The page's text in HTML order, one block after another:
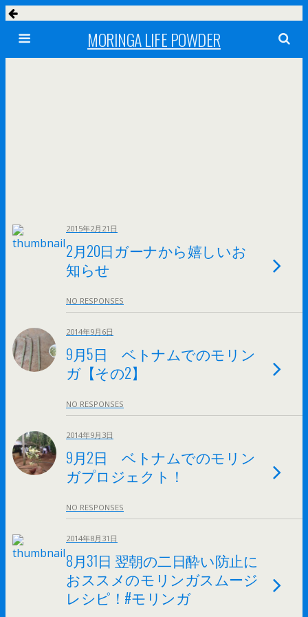
MORINGA LIFE POWDER
2015年2月21日
2月20日ガーナから嬉しいお
知らせ
NO RESPONSES
2014年9月6日
9月5日 ベトナムでのモリン
ガ【その2】
NO RESPONSES
2014年9月3日
9月2日 ベトナムでのモリン
ガプロジェクト！
NO RESPONSES
2014年8月31日
8月31日 翌朝の二日酔い防止に
おススメのモリンガスムージ
レシピ！#モリンガ